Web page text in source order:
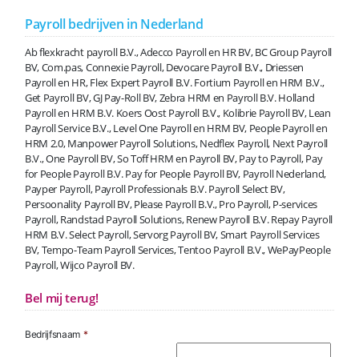
Payroll bedrijven in Nederland
Ab flexkracht payroll B.V., Adecco Payroll en HR BV, BC Group Payroll
BV, Com.pas, Connexie Payroll, Devocare Payroll B.V., Driessen
Payroll en HR, Flex Expert Payroll B.V. Fortium Payroll en HRM B.V.,
Get Payroll BV, GJ Pay-Roll BV, Zebra HRM en Payroll B.V. Holland
Payroll en HRM B.V. Koers Oost Payroll B.V., Kolibrie Payroll BV, Lean
Payroll Service B.V., Level One Payroll en HRM BV, People Payroll en
HRM 2.0, Manpower Payroll Solutions, Nedflex Payroll, Next Payroll
B.V., One Payroll BV, So Toff HRM en Payroll BV, Pay to Payroll, Pay
for People Payroll B.V. Pay for People Payroll BV, Payroll Nederland,
Payper Payroll, Payroll Professionals B.V. Payroll Select BV,
Persoonality Payroll BV, Please Payroll B.V., Pro Payroll, P-services
Payroll, Randstad Payroll Solutions, Renew Payroll B.V. Repay Payroll
HRM B.V. Select Payroll, Servorg Payroll BV, Smart Payroll Services
BV, Tempo-Team Payroll Services, Tentoo Payroll B.V., WePayPeople
Payroll, Wijco Payroll BV.
Bel mij terug!
Bedrijfsnaam *